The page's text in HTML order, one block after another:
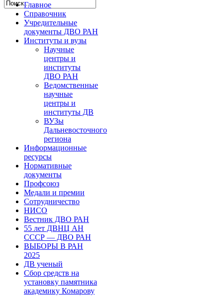
Главное
Справочник
Учредительные
документы ДВО РАН
Институты и вузы
Научные
центры и
институты
ДВО РАН
Ведомственные
научные
центры и
институты ДВ
ВУЗы
Дальневосточного
региона
Информационные
ресурсы
Нормативные
документы
Профсоюз
Медали и премии
Сотрудничество
НИСО
Вестник ДВО РАН
55 лет ДВНЦ АН
СССР — ДВО РАН
ВЫБОРЫ В РАН
2025
ДВ ученый
Сбор средств на
установку памятника
академику Комарову